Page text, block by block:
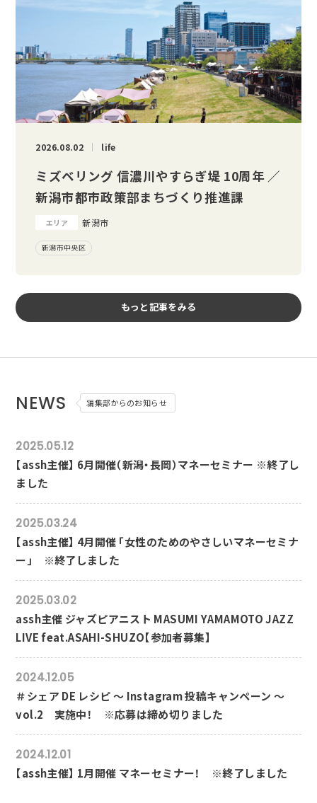
2026.08.02 life
ミズベリング 信濃川やすらぎ堤 10周年 ／
新潟市都市政策部まちづくり推進課
エリア 新潟市
新潟市中央区
もっと記事をみる
NEWS 編集部からのお知らせ
2025.05.12
【assh主催】 6月開催（新潟・長岡）マネーセミナー ※終了し
ました
2025.03.24
【assh主催】 4月開催 「女性のためのやさしいマネーセミナ
ー」 ※終了しました
2025.03.02
assh主催 ジャズピアニスト MASUMI YAMAMOTO JAZZ
LIVE feat.ASAHI-SHUZO【参加者募集】
2024.12.05
＃シェア DE レシピ ～ Instagram 投稿キャンペーン ～
vol.2 実施中！ ※応募は締め切りました
2024.12.01
【assh主催】 1月開催 マネーセミナー！ ※終了しました